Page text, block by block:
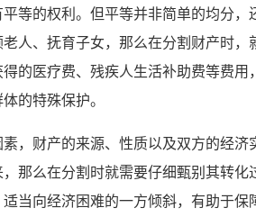
等的权利。但平等并非简单的均分
人、抚育子女，那么在分割财产时
的医疗费、残疾人生活补助费等费
的特殊保护。
财产的来源、性质以及双方的经济
那么在分割时就需要仔细甄别其转
当向经济困难的一方倾斜，有助于